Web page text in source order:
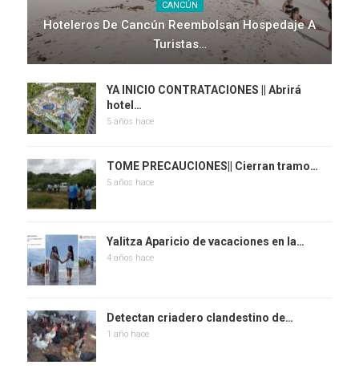
CANCÚN
Hoteleros De Cancún Reembolsan Hospedaje A
Turistas…
YA INICIO CONTRATACIONES || Abrirá
hotel…
5 años hace
TOME PRECAUCIONES|| Cierran tramo…
5 años hace
Yalitza Aparicio de vacaciones en la…
4 años hace
Detectan criadero clandestino de…
1 año hace